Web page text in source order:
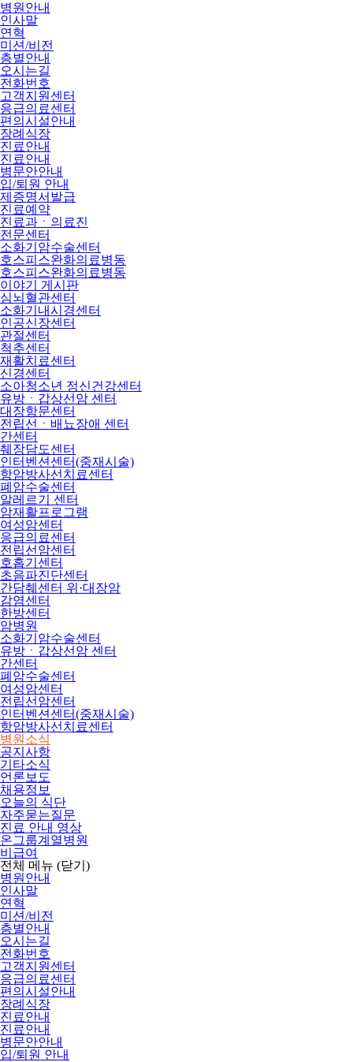
병원안내
인사말
연혁
미션/비전
층별안내
오시는길
전화번호
고객지원센터
응급의료센터
편의시설안내
장례식장
진료안내
진료안내
병문안안내
입/퇴원 안내
제증명서발급
진료예약
진료과ㆍ의료진
전문센터
소화기암수술센터
호스피스완화의료병동
호스피스완화의료병동
이야기 게시판
심뇌혈관센터
소화기내시경센터
인공신장센터
관절센터
척추센터
재활치료센터
신경센터
소아청소년 정신건강센터
유방ㆍ갑상선암 센터
대장항문센터
전립선ㆍ배뇨장애 센터
간센터
췌장담도센터
인터벤션센터(중재시술)
항암방사선치료센터
폐암수술센터
알레르기 센터
암재활프로그램
여성암센터
응급의료센터
전립선암센터
호흡기센터
초음파진단센터
간담췌센터 위·대장암
감염센터
한방센터
암병원
소화기암수술센터
유방ㆍ갑상선암 센터
간센터
폐암수술센터
여성암센터
전립선암센터
인터벤션센터(중재시술)
항암방사선치료센터
병원소식
공지사항
기타소식
언론보도
채용정보
오늘의 식단
자주묻는질문
진료 안내 영상
온그룹계열병원
비급여
전체 메뉴 (닫기)
병원안내
인사말
연혁
미션/비전
층별안내
오시는길
전화번호
고객지원센터
응급의료센터
편의시설안내
장례식장
진료안내
진료안내
병문안안내
입/퇴원 안내